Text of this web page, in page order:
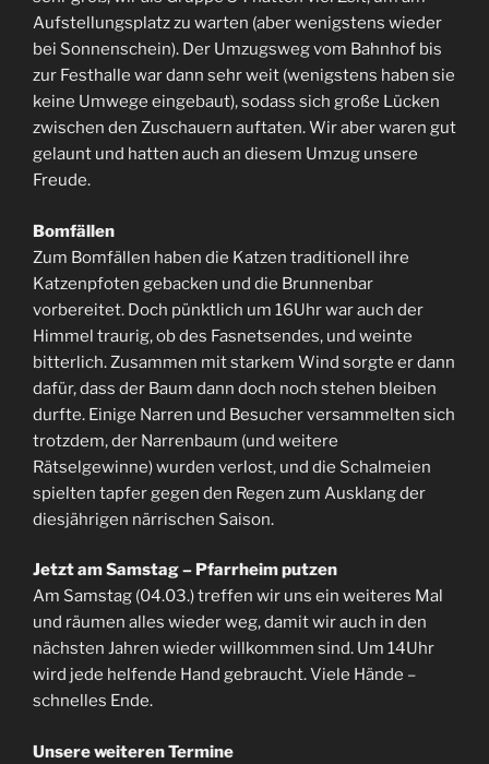
Aufstellungsplatz zu warten (aber wenigstens wieder
bei Sonnenschein). Der Umzugsweg vom Bahnhof bis
zur Festhalle war dann sehr weit (wenigstens haben sie
keine Umwege eingebaut), sodass sich große Lücken
zwischen den Zuschauern auftaten. Wir aber waren gut
gelaunt und hatten auch an diesem Umzug unsere
Freude.
Bomfällen
Zum Bomfällen haben die Katzen traditionell ihre
Katzenpfoten gebacken und die Brunnenbar
vorbereitet. Doch pünktlich um 16Uhr war auch der
Himmel traurig, ob des Fasnetsendes, und weinte
bitterlich. Zusammen mit starkem Wind sorgte er dann
dafür, dass der Baum dann doch noch stehen bleiben
durfte. Einige Narren und Besucher versammelten sich
trotzdem, der Narrenbaum (und weitere
Rätselgewinne) wurden verlost, und die Schalmeien
spielten tapfer gegen den Regen zum Ausklang der
diesjährigen närrischen Saison.
Jetzt am Samstag – Pfarrheim putzen
Am Samstag (04.03.) treffen wir uns ein weiteres Mal
und räumen alles wieder weg, damit wir auch in den
nächsten Jahren wieder willkommen sind. Um 14Uhr
wird jede helfende Hand gebraucht. Viele Hände –
schnelles Ende.
Unsere weiteren Termine